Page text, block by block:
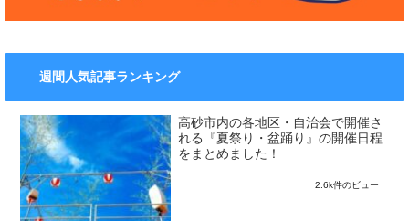
週間人気記事ランキング
高砂市内の各地区・自治会で開催さ
れる『夏祭り・盆踊り』の開催日程
をまとめました！
2.6k件のビュー